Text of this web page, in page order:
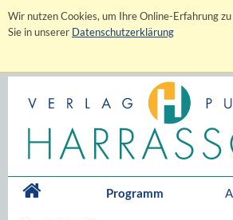
Wir nutzen Cookies, um Ihre Online-Erfahrung
Sie in unserer Datenschutzerklärung
Programm